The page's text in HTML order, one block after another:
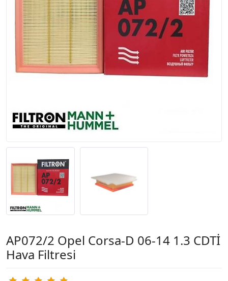
AP072/2 Opel Corsa-D 06-14 1.3 CDTİ
Hava Filtresi